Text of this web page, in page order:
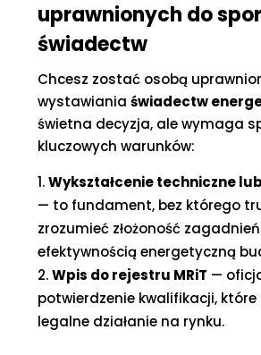
uprawnionych do
świadectw
Chcesz zostać osobą
wystawianiaświadectw
świetna decyzja, ale wymaga
kluczowych warunków:
Wykształcenie techniczne
— to fundament, bez którego
zrozumieć złożoność
efektywnością energetyczną
Wpis do rejestru MRiT —
potwierdzenie kwalifikacji, które
legalne działanie na rynku.